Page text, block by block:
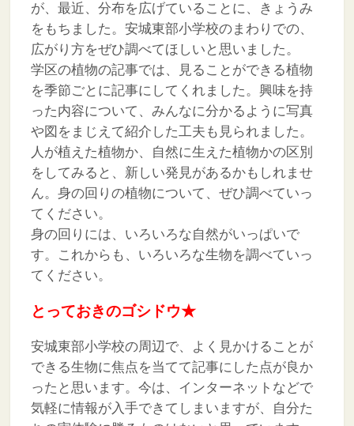
が、最近、分布を広げていることに、きょうみ
をもちました。安城東部小学校のまわりでの、
広がり方をぜひ調べてほしいと思いました。
学区の植物の記事では、見ることができる植物
を季節ごとに記事にしてくれました。興味を持
った内容について、みんなに分かるように写真
や図をまじえて紹介した工夫も見られました。
人が植えた植物か、自然に生えた植物かの区別
をしてみると、新しい発見があるかもしれませ
ん。身の回りの植物について、ぜひ調べていっ
てください。
身の回りには、いろいろな自然がいっぱいで
す。これからも、いろいろな生物を調べていっ
てください。
とっておきのゴシドウ★
安城東部小学校の周辺で、よく見かけることが
できる生物に焦点を当てて記事にした点が良か
ったと思います。今は、インターネットなどで
気軽に情報が入手できてしまいますが、自分た